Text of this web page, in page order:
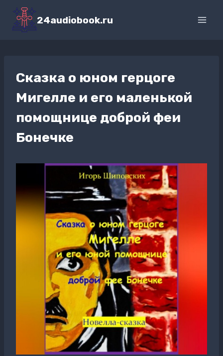
Перейти
содержимому
24audiobook.ru
Сказка о юном герцоге
Мигелле и его маленькой
помощнице доброй феи
Бонечке